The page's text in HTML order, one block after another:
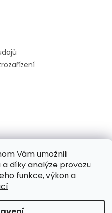
Vám umožnili
díky analýze provozu
funkce, výkon a